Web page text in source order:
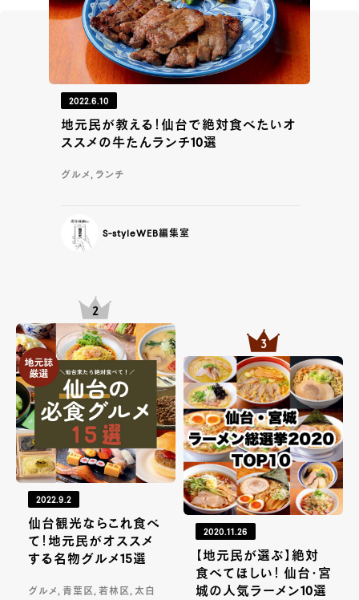
2022.6.10
地元民が教える！仙台で絶対食べたいオ
ススメの牛たんランチ10選
グルメ, ランチ
S-styleWEB編集室
2022.9.2
仙台観光ならこれ食べ
て！地元民がオススメ
する名物グルメ15選
グルメ, 青葉区, 若林区, 太白
2020.11.26
【地元民が選ぶ】絶対
食べてほしい！ 仙台・宮
城の人気ラーメン10選